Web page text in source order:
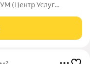
(Центр Услуг
пространство Дома